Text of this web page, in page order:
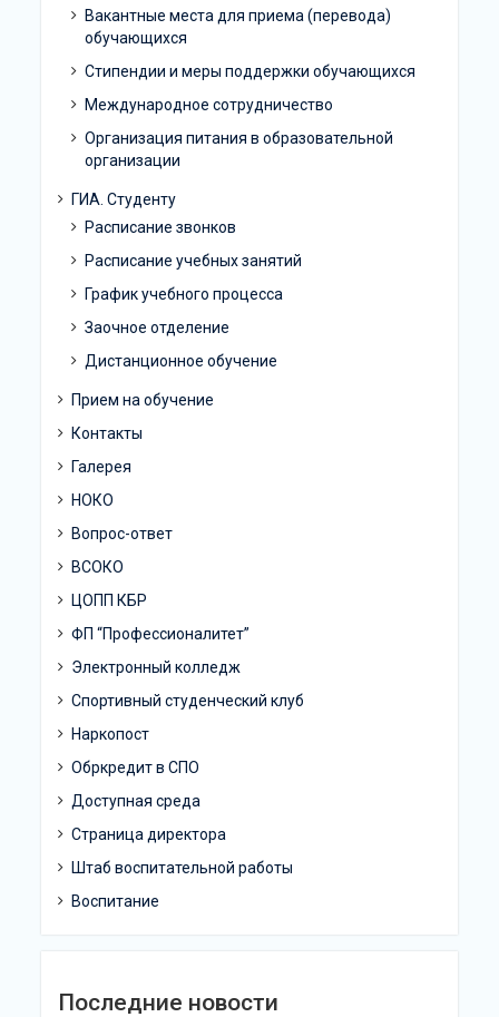
Вакантные места для приема (перевода)
обучающихся
Стипендии и меры поддержки обучающихся
Международное сотрудничество
Организация питания в образовательной
организации
ГИА. Студенту
Расписание звонков
Расписание учебных занятий
График учебного процесса
Заочное отделение
Дистанционное обучение
Прием на обучение
Контакты
Галерея
НОКО
Вопрос-ответ
ВСОКО
ЦОПП КБР
ФП “Профессионалитет”
Электронный колледж
Спортивный студенческий клуб
Наркопост
Обркредит в СПО
Доступная среда
Страница директора
Штаб воспитательной работы
Воспитание
Последние новости